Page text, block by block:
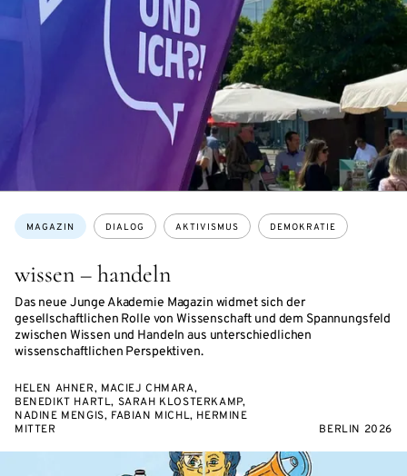
wissen – handeln
Das neue Junge Akademie Magazin widmet sich der
gesellschaftlichen Rolle von Wissenschaft und dem Spannungsfeld
zwischen Wissen und Handeln aus unterschiedlichen
wissenschaftlichen Perspektiven.
Themen:
MAGAZIN DIALOG AKTIVISMUS DEMOKRATIE
HELEN AHNER, MACIEJ CHMARA,
BENEDIKT HARTL, SARAH KLOSTERKAMP,
NADINE MENGIS, FABIAN MICHL, HERMINE
MITTER
BERLIN 2026